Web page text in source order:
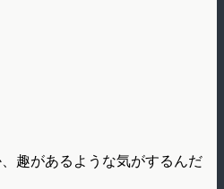
趣があるような気がするんだ